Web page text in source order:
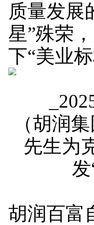
质量发展
星”殊荣
下“美业
（胡润
先生为
胡润百富